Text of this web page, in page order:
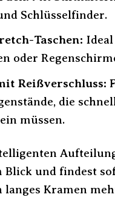
Schlüsselfinder.
Taschen:
oder
Reißverschluss:
die
müssen.
und findest
langes Kramen